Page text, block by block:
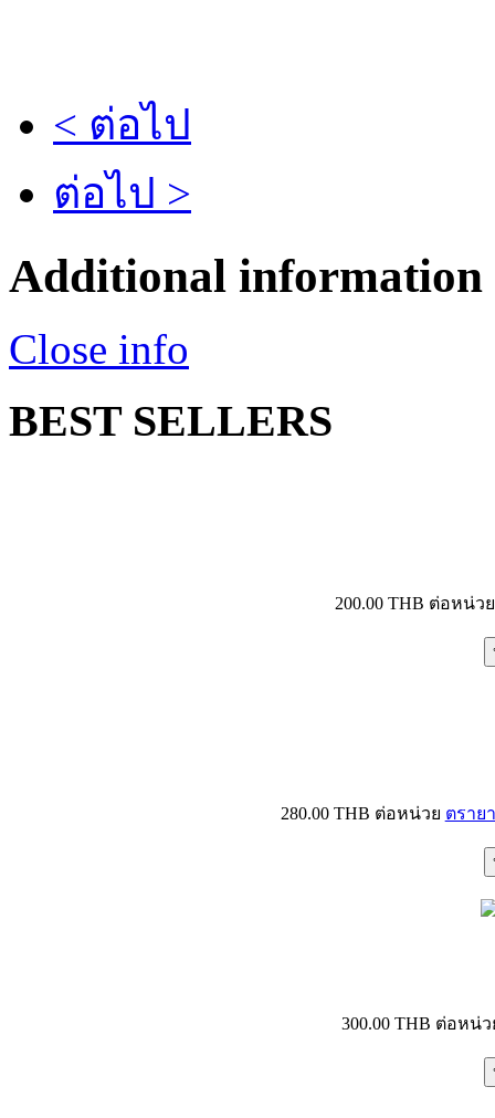
< ต่อไป
ต่อไป >
Additional information
Close info
BEST SELLERS
200.00 THB ต่อหน่วย
280.00 THB ต่อหน่วย ตราย
300.00 THB ต่อหน่ว